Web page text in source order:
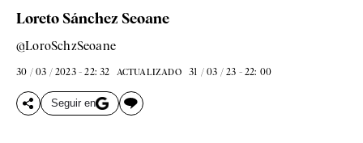
Loreto Sánchez Seoane
@LoroSchzSeoane
30 / 03 / 2023 - 22: 32 ACTUALIZADO 31 / 03 / 23 - 22: 00
Seguir en